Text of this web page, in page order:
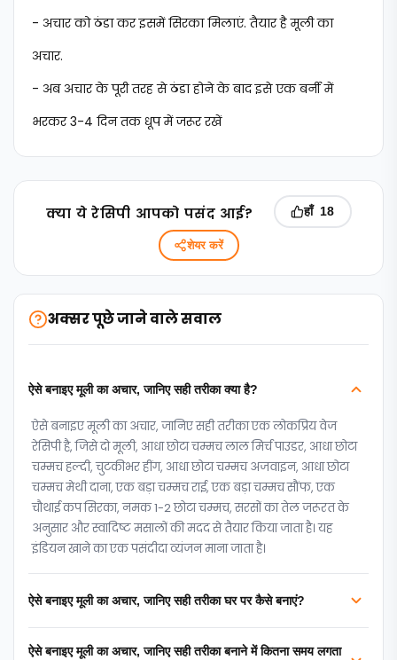
- अचार को ठंडा कर इसमें सिरका मिलाएं. तैयार है मूली का
अचार.
- अब अचार के पूरी तरह से ठंडा होने के बाद इसे एक बर्नी में
भरकर 3-4 दिन तक धूप में जरूर रखें
क्‍या ये रेसिपी आपको पसंद आई? हाँ 18
शेयर करें
अक्सर पूछे जाने वाले सवाल
ऐसे बनाइए मूली का अचार, जानिए सही तरीका क्या है?
ऐसे बनाइए मूली का अचार, जानिए सही तरीका एक लोकप्रिय वेज
रेसिपी है, जिसे दो मूली, आधा छोटा चम्मच लाल मिर्च पाउडर, आधा छोटा
चम्मच हल्दी, चुटकीभर हींग, आधा छोटा चम्मच अजवाइन, आधा छोटा
चम्मच मेथी दाना, एक बड़ा चम्मच राई, एक बड़ा चम्मच सौंफ, एक
चौथाई कप सिरका, नमक 1-2 छोटा चम्मच, सरसों का तेल जरूरत के
अनुसार और स्वादिष्ट मसालों की मदद से तैयार किया जाता है। यह
इंडियन खाने का एक पसंदीदा व्यंजन माना जाता है।
ऐसे बनाइए मूली का अचार, जानिए सही तरीका घर पर कैसे बनाएं?
ऐसे बनाइए मूली का अचार, जानिए सही तरीका बनाने में कितना समय लगता